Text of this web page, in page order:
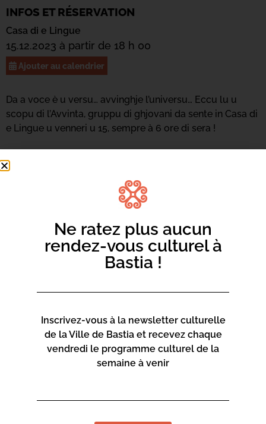
INFOS ET RÉSERVATION
Casa di e Lingue
15.12.2023 à partir de 18 h 00
Ajouter au calendrier
Da a voce è u versu… avvinghje l’universu… Eccu lu u
scopu di l’Avvinta, gruppu di ghjovani da sente in Casa di
e Lingue u venneri u 15, sempre à 6 ore di sera !
Ne ratez plus aucun
rendez-vous culturel à
Bastia !
Inscrivez-vous à la newsletter culturelle
de la Ville de Bastia et recevez chaque
vendredi le programme culturel de la
semaine à venir